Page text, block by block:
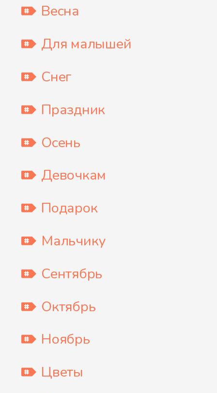
Весна
Для малышей
Снег
Праздник
Осень
Девочкам
Подарок
Мальчику
Сентябрь
Октябрь
Ноябрь
Цветы